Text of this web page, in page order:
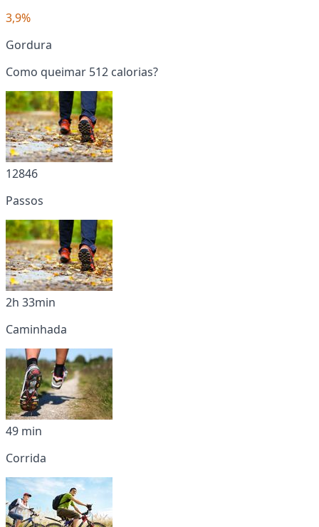
3,9%
Gordura
Como queimar 512 calorias?
12846
Passos
2h 33min
Caminhada
49 min
Corrida